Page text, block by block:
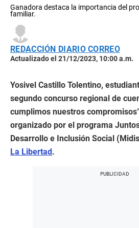
Ganadora destaca la importancia del
familiar.
REDACCIÓN DIARIO CORREO
Actualizado el 21/12/2023, 10:00 a.m.
Yosivel Castillo Tolentino,
segundo concurso regional de
cumplimos nuestros
organizado por el programa
Desarrollo e Inclusión Social
La Libertad .